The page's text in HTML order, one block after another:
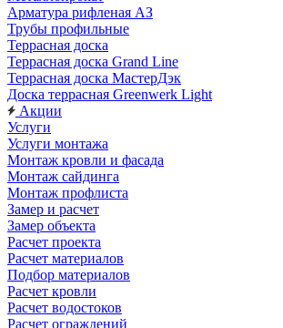
Арматура рифленая АЗ
Трубы профильные
Террасная доска
Террасная доска Grand Line
Террасная доска МастерДэк
Доска террасная Greenwerk Light
Акции
Услуги
Услуги монтажа
Монтаж кровли и фасада
Монтаж сайдинга
Монтаж профлиста
Замер и расчет
Замер объекта
Расчет проекта
Расчет материалов
Подбор материалов
Расчет кровли
Расчет водостоков
Расчет ограждений